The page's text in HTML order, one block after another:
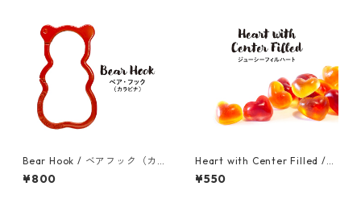
Bear Hook / ベアフック（カ
ラビナ）
¥800
Heart with Center Filled /
ジューシーフィルハート (50
g)
¥550